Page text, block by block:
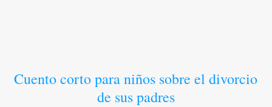
Cuento corto para niños sobre el divorcio
de sus padres